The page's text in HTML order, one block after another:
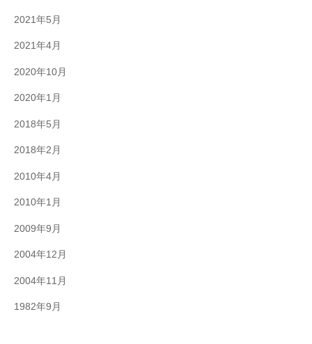
2021年5月
2021年4月
2020年10月
2020年1月
2018年5月
2018年2月
2010年4月
2010年1月
2009年9月
2004年12月
2004年11月
1982年9月